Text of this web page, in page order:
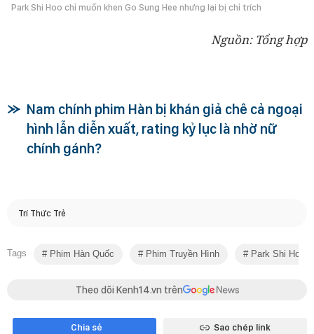
Park Shi Hoo chỉ muốn khen Go Sung Hee nhưng lại bị chỉ trích
Nguồn: Tổng hợp
Nam chính phim Hàn bị khán giả chê cả ngoại
hình lẫn diễn xuất, rating kỷ lục là nhờ nữ
chính gánh?
Trí Thức Trẻ
Tags Phim Hàn Quốc Phim Truyền Hình Park Shi Hoo
Theo dõi Kenh14.vn trên
Chia sẻ Sao chép link